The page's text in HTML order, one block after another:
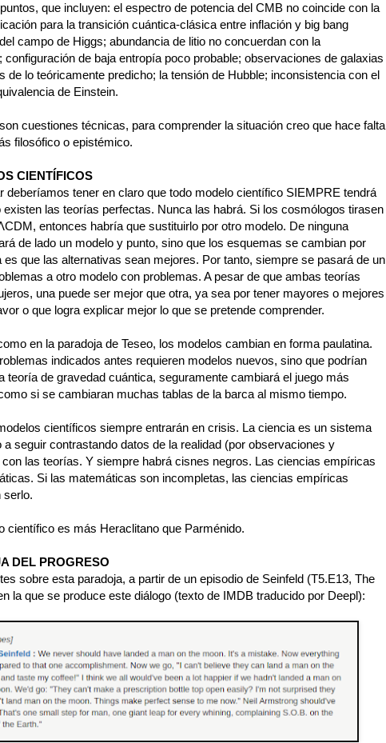
que incluyen: el espectro de potencia del CMB no coincide con la
para la transición cuántica-clásica entre inflación y big bang
campo de Higgs; abundancia de litio no concuerdan con la
configuración de baja entropía poco probable; observaciones de galaxias
de lo teóricamente predicho; la tensión de Hubble; inconsistencia con el
de Einstein.
cuestiones técnicas, para comprender la situación creo que hace falta
filosófico o epistémico.
CIENTÍFICOS
deberíamos tener en claro que todo modelo científico SIEMPRE tendrá
existen las teorías perfectas. Nunca las habrá. Si los cosmólogos tirasen
entonces habría que sustituirlo por otro modelo. De ninguna
de lado un modelo y punto, sino que los esquemas se cambian por
es que las alternativas sean mejores. Por tanto, siempre se pasará de un
a otro modelo con problemas. A pesar de que ambas teorías
una puede ser mejor que otra, ya sea por tener mayores o mejores
o que logra explicar mejor lo que se pretende comprender.
en la paradoja de Teseo, los modelos cambian en forma paulatina.
indicados antes requieren modelos nuevos, sino que podrían
teoría de gravedad cuántica, seguramente cambiará el juego más
si se cambiaran muchas tablas de la barca al mismo tiempo.
científicos siempre entrarán en crisis. La ciencia es un sistema
a seguir contrastando datos de la realidad (por observaciones y
las teorías. Y siempre habrá cisnes negros. Las ciencias empíricas
Si las matemáticas son incompletas, las ciencias empíricas
serlo.
científico es más Heraclitano que Parménido.
DEL PROGRESO
sobre esta paradoja, a partir de un episodio de Seinfeld (T5.E13, The
la que se produce este diálogo (texto de IMDB traducido por Deepl):